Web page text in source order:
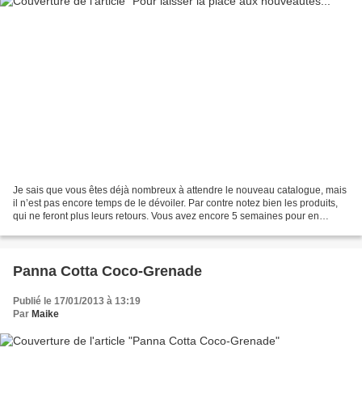
Je sais que vous êtes déjà nombreux à attendre le nouveau catalogue, mais
il n’est pas encore temps de le dévoiler. Par contre notez bien les produits,
qui ne feront plus leurs retours. Vous avez encore 5 semaines pour en
Panna Cotta Coco-Grenade
Publié le 17/01/2013 à 13:19
Par Maike